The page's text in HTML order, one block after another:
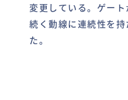
変更している。ゲー
続く動線に連続性を
た。